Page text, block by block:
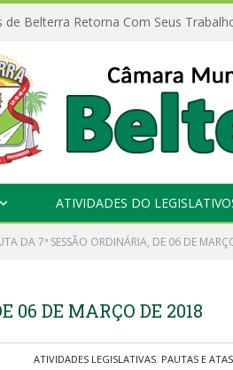
ATIVIDADES DO
DA 7ª SESSÃO ORDINÁRIA, DE 06 DE
06 DE MARÇO DE 2018
ATIVIDADES LEGISLATIVAS, PAUTAS E